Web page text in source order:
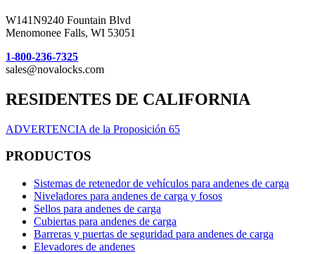
W141N9240 Fountain Blvd
Menomonee Falls, WI 53051
1-800-236-7325
sales@novalocks.com
RESIDENTES DE CALIFORNIA
ADVERTENCIA de la Proposición 65
PRODUCTOS
Sistemas de retenedor de vehículos para andenes de carga
Niveladores para andenes de carga y fosos
Sellos para andenes de carga
Cubiertas para andenes de carga
Barreras y puertas de seguridad para andenes de carga
Elevadores de andenes